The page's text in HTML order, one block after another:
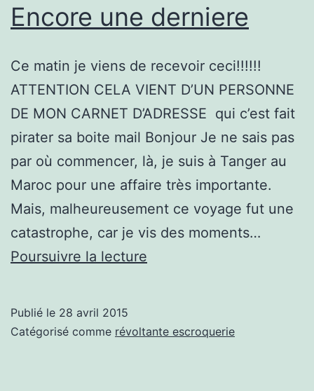
Encore une derniere
Ce matin je viens de recevoir ceci!!!!!!
ATTENTION CELA VIENT D’UN PERSONNE
DE MON CARNET D’ADRESSE qui c’est fait
pirater sa boite mail Bonjour Je ne sais pas
par où commencer, là, je suis à Tanger au
Maroc pour une affaire très importante.
Mais, malheureusement ce voyage fut une
catastrophe, car je vis des moments…
Poursuivre la lecture
Publié le 28 avril 2015
Catégorisé comme révoltante escroquerie